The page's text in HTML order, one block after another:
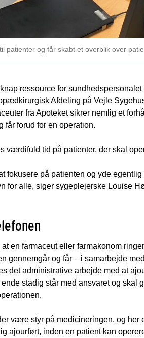
patienter og får skabt et overblik over
ressource for
Afdeling på Vejle
fra Apoteket sikrer nemlig et
får forud for en operation.
værdifuld tid på patienter, der skal
fokusere på patienten og yde
for alle, siger sygeplejerske Louise
en farmaceut eller farmakonom
gennemgår og får – i samarbejde
det administrative arbejde med at
stadig står med ansvaret og skal
være styr på medicineringen, og her
ajourført, inden en patient kan